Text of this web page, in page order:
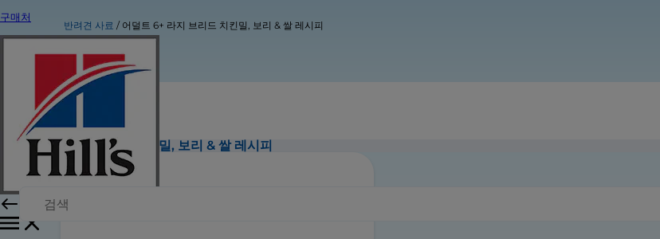
구매처
반려견 사료 어덜트 6+ 라지 브리드 치킨밀, 보리 & 쌀 레시피
어덜트 6+ 라지 브리드 치킨밀, 보리 & 쌀 레시피